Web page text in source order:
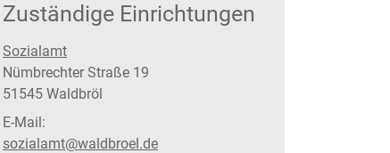
Zuständige Einrichtungen
Sozialamt
Straße:
Nümbrechter Straße Hausnummer:
19
PLZ:
51545 Ort:
Waldbröl
E-Mail:
sozialamt@waldbroel.de